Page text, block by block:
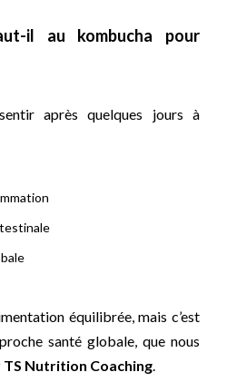
il au kombucha pour
après quelques jours à
équilibrée, mais c’est
santé globale, que nous
TS Nutrition Coaching.